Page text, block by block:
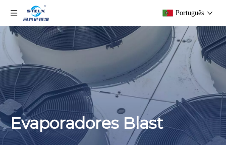
Português
Evaporadores Blast